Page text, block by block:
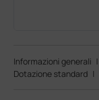
Informazioni generali |
Dotazione standard |